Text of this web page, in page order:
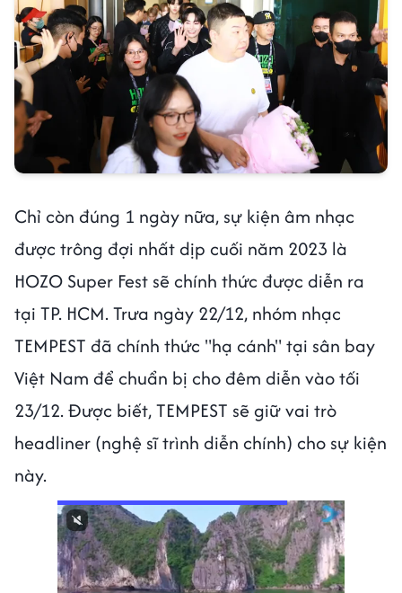
Chỉ còn đúng 1 ngày nữa, sự kiện âm nhạc
được trông đợi nhất dịp cuối năm 2023 là
HOZO Super Fest sẽ chính thức được diễn ra
tại TP. HCM. Trưa ngày 22/12, nhóm nhạc
TEMPEST đã chính thức "hạ cánh" tại sân bay
Việt Nam để chuẩn bị cho đêm diễn vào tối
23/12. Được biết, TEMPEST sẽ giữ vai trò
headliner (nghệ sĩ trình diễn chính) cho sự kiện
này.